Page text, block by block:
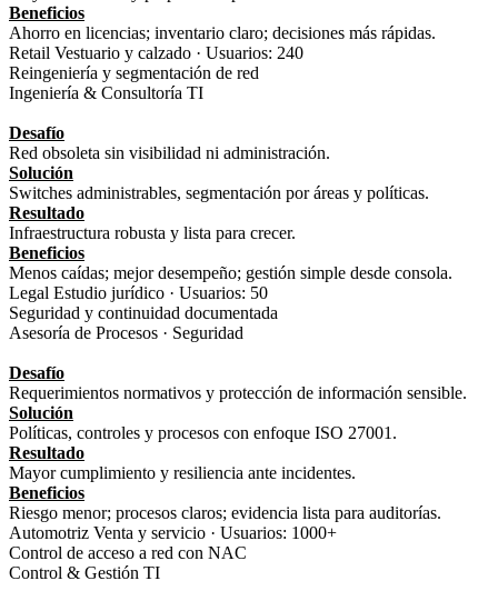
Beneficios
Ahorro en licencias; inventario claro; decisiones más rápidas.
Retail Vestuario y calzado · Usuarios: 240
Reingeniería y segmentación de red
Ingeniería & Consultoría TI
Desafío
Red obsoleta sin visibilidad ni administración.
Solución
Switches administrables, segmentación por áreas y políticas.
Resultado
Infraestructura robusta y lista para crecer.
Beneficios
Menos caídas; mejor desempeño; gestión simple desde consola.
Legal Estudio jurídico · Usuarios: 50
Seguridad y continuidad documentada
Asesoría de Procesos · Seguridad
Desafío
Requerimientos normativos y protección de información sensible.
Solución
Políticas, controles y procesos con enfoque ISO 27001.
Resultado
Mayor cumplimiento y resiliencia ante incidentes.
Beneficios
Riesgo menor; procesos claros; evidencia lista para auditorías.
Automotriz Venta y servicio · Usuarios: 1000+
Control de acceso a red con NAC
Control & Gestión TI